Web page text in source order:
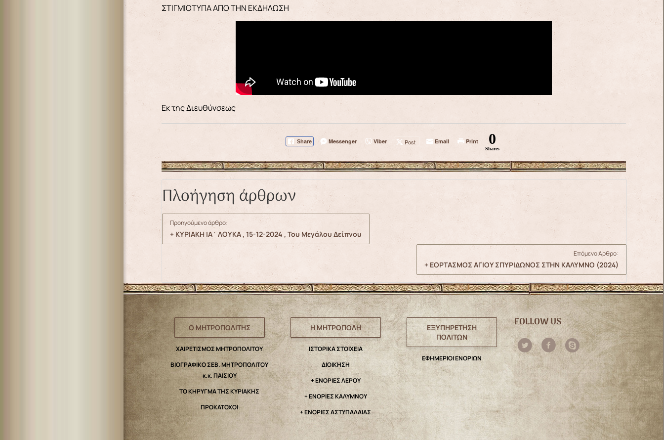
ΣΤΙΓΜΙΟΤΥΠΑ ΑΠΟ ΤΗΝ ΕΚΔΗΛΩΣΗ
Εκ της Διευθύνσεως
Share Messenger Viber Post Email Print 0
Shares
Πλοήγηση άρθρων
Προηγούμενο άρθρο:
+ ΚΥΡΙΑΚΗ ΙΑ΄ ΛΟΥΚΑ , 15-12-2024 , Του Μεγάλου Δείπνου
Επόμενο Άρθρο:
+ ΕΟΡΤΑΣΜΟΣ ΑΓΙΟΥ ΣΠΥΡΙΔΩΝΟΣ ΣΤΗΝ ΚΑΛΥΜΝΟ (2024)
Ο ΜΗΤΡΟΠΟΛΙΤΗΣ
ΧΑΙΡΕΤΙΣΜΟΣ ΜΗΤΡΟΠΟΛΙΤΟΥ
ΒΙΟΓΡΑΦΙΚΟ ΣΕΒ. ΜΗΤΡΟΠΟΛΙΤΟΥ
κ.κ. ΠΑΙΣΙΟΥ
ΤΟ ΚΗΡΥΓΜΑ ΤΗΣ ΚΥΡΙΑΚΗΣ
ΠΡΟΚΑΤΟΧΟΙ
Η ΜΗΤΡΟΠΟΛΗ
IΣΤΟΡΙΚΑ ΣΤΟΙΧΕΙΑ
ΔΙΟΙΚΗΣΗ
+ ΕΝΟΡΙΕΣ ΛΕΡΟΥ
+ ΕΝΟΡΙΕΣ ΚΑΛΥΜΝΟΥ
+ ΕΝΟΡΙΕΣ ΑΣΤΥΠΑΛΑΙΑΣ
ΕΞΥΠΗΡΕΤΗΣΗ
ΠΟΛΙΤΩΝ
ΕΦΗΜΕΡΙΟΙ ΕΝΟΡΙΩΝ
FOLLOW US